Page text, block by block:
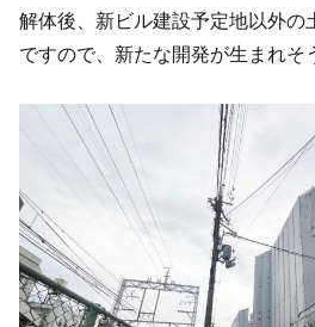
解体後、新ビル建設予定地以外の
ですので、新たな開発が生まれそ